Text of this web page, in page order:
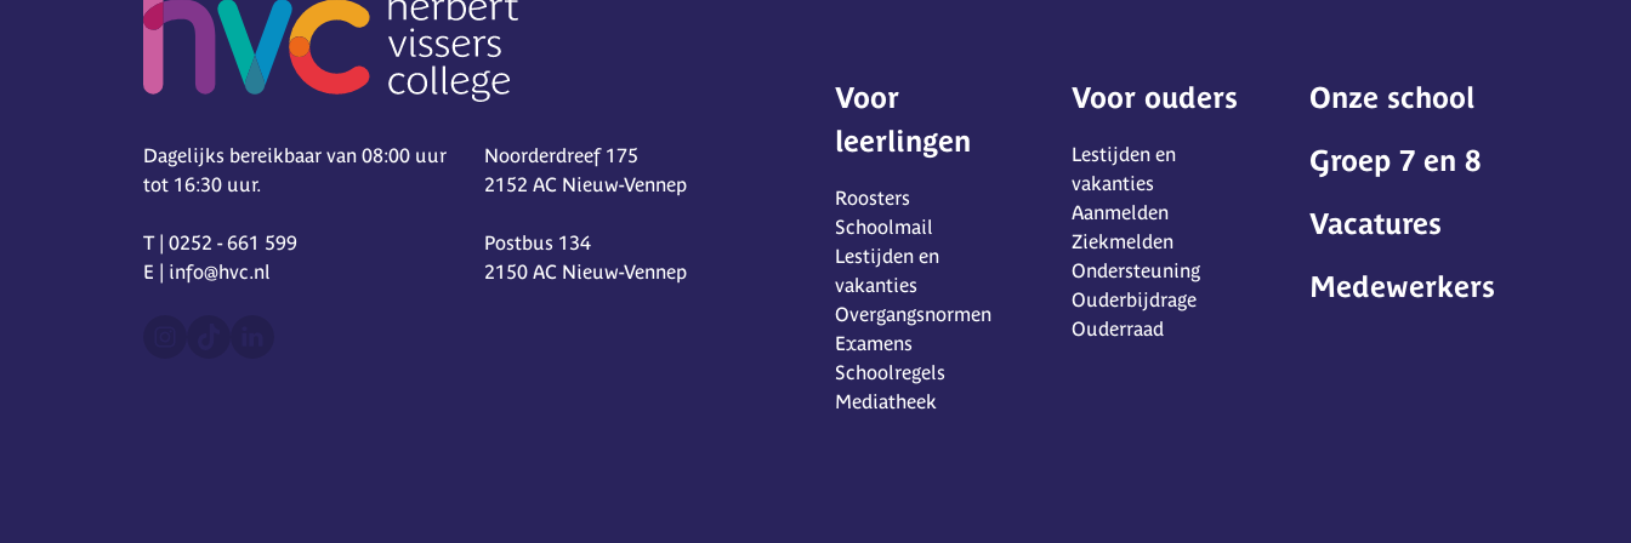
Dagelijks bereikbaar van 08:00 uur
tot 16:30 uur.
T | 0252 - 661 599
E | info@hvc.nl
Noorderdreef 175
2152 AC Nieuw-Vennep
Postbus 134
2150 AC Nieuw-Vennep
Voor
leerlingen
Roosters
Schoolmail
Lestijden en
vakanties
Overgangsnormen
Examens
Schoolregels
Mediatheek
Voor ouders
Lestijden en
vakanties
Aanmelden
Ziekmelden
Ondersteuning
Ouderbijdrage
Ouderraad
Onze school
Groep 7 en 8
Vacatures
Medewerkers